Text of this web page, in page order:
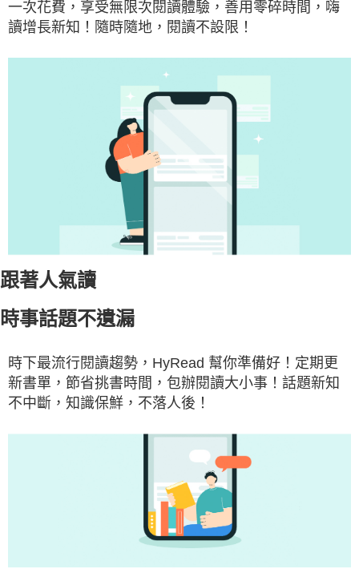
一次花費，享受無限次閱讀體驗，善用零碎時間，嗨
讀增長新知！隨時隨地，閱讀不設限！
跟著人氣讀
時事話題不遺漏
時下最流行閱讀趨勢，HyRead 幫你準備好！定期更
新書單，節省挑書時間，包辦閱讀大小事 ！ 話題新知
不中斷，知識保鮮，不落人後！